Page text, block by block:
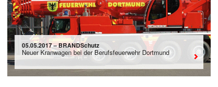
05.05.2017 – BRANDSchutz
Neuer Kranwagen bei der Berufsfeuerwehr Dortmund